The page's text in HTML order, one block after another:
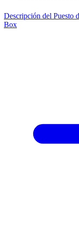
Descripción del Puesto
Box